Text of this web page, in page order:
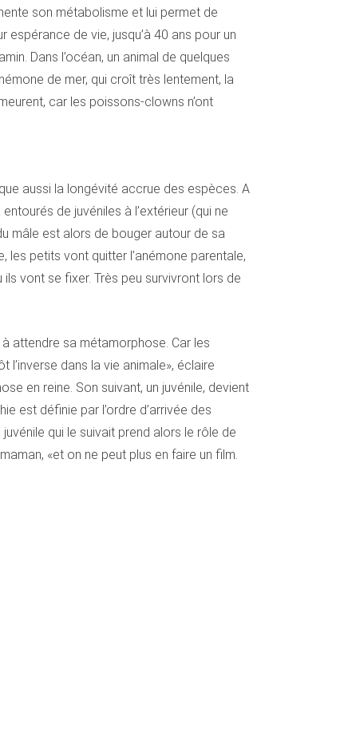
son métabolisme et lui permet de
de vie, jusqu’à 40 ans pour un
Dans l’océan, un animal de quelques
de mer, qui croît très lentement, la
car les poissons-clowns n’ont
aussi la longévité accrue des espèces. A
de juvéniles à l’extérieur (qui ne
mâle est alors de bouger autour de sa
les petits vont quitter l’anémone parentale,
vont se fixer. Très peu survivront lors de
attendre sa métamorphose. Car les
dans la vie animale», éclaire
en reine. Son suivant, un juvénile, devient
est définie par l’ordre d’arrivée des
qui le suivait prend alors le rôle de
«et on ne peut plus en faire un film.